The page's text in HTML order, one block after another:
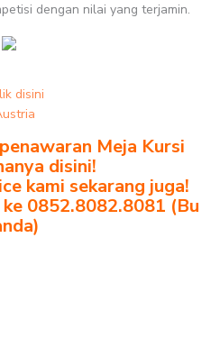
dengan nilai yang terjamin.
disini
Meja Kursi
disini!
kami sekarang juga!
0852.8082.8081 (Bu